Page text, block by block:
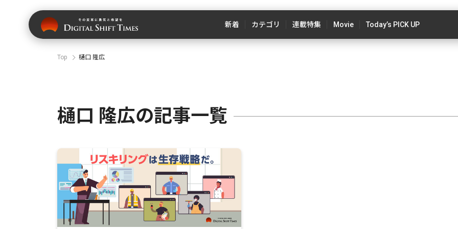
新着 カテゴリ 連載特集 Movie Today’s PICK UP
Top 樋口 隆広
樋口 隆広の記事一覧